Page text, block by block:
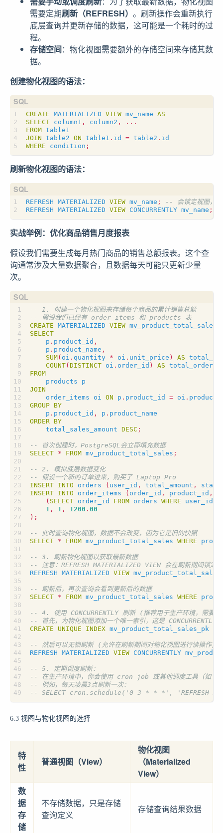
需要定期刷新（REFRESH） 。刷新操作会重新执行
底层查询并更新存储的数据，这可能是一个耗时的过
程。
存储空间：物化视图需要额外的存储空间来存储其数
据。
创建物化视图的语法：
CREATE MATERIALIZED VIEW mv_name AS
SELECT column1 , column2 ,
...
FROM table1
JOIN table2 ON table1 . id = table2 . id
WHERE
condition ;
刷新物化视图的语法：
REFRESH MATERIALIZED VIEW mv_name ;
REFRESH MATERIALIZED VIEW CONCURRENTLY mv_name ;
实战举例：优化商品销售月度报表
假设我们需要生成每月热门商品的销售总额报表。这个查
询通常涉及大量数据聚合，且数据每天可能只更新少量
次。
CREATE MATERIALIZED VIEW mv_product_total_sales
SELECT
p . product_id ,
p . product_name ,
SUM( oi . quantity * oi . unit_price ) AS
COUNT( DISTINCT oi . order_id ) AS total_orders
FROM
products
p
JOIN
order_items
oi ON p . product_id = oi .
GROUP BY
p . product_id , p . product_name
ORDER BY
total_sales_amount DESC ;
SELECT * FROM mv_product_total_sales ;
INSERT INTO orders ( user_id , total_amount ,
INSERT INTO order_items ( order_id , product_id ,
( SELECT order_id FROM orders WHERE user_id
1 , 1 , 1200 . 00
);
SELECT * FROM mv_product_total_sales WHERE
REFRESH MATERIALIZED VIEW mv_product_total_sales
SELECT * FROM mv_product_total_sales WHERE
CREATE UNIQUE INDEX mv_product_total_sales_pk
REFRESH MATERIALIZED VIEW CONCURRENTLY
6.3 视图与物化视图的选择
特
性
普通视图（View）
物化视图
（Materialized
View）
数
据
存
储
不存储数据，只是存储
查询定义
存储查询结果数据